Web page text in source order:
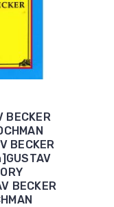
BECKER
BECKER
BECKER